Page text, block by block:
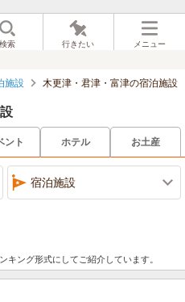
検索 行きたい メニュー
施設 木更津・君津・富津の宿泊施設
ント ホテル お土産
宿泊施設
キング形式にしてご紹介しています。